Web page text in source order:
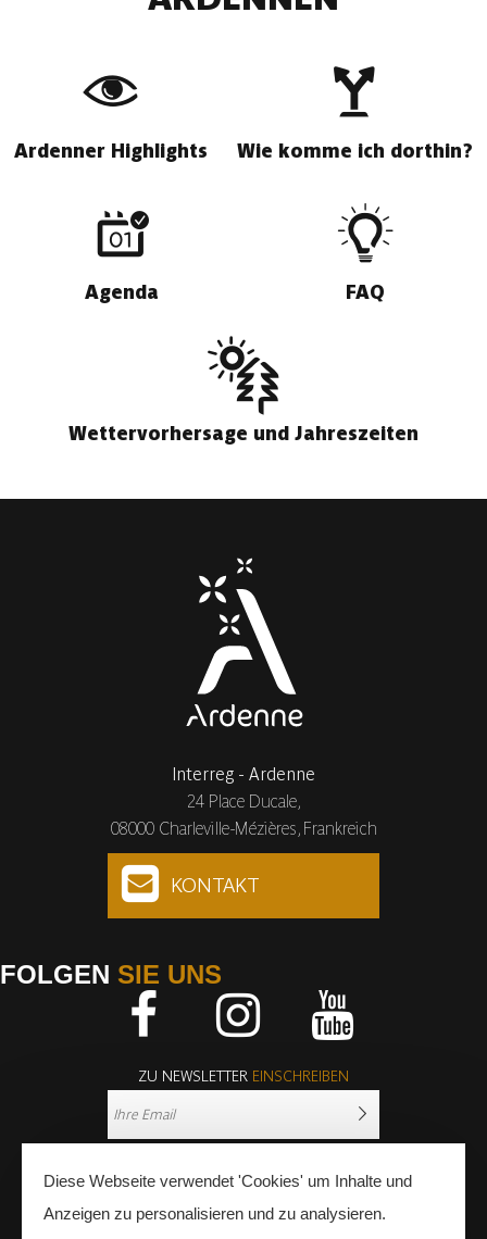
Ardenner Highlights Wie komme ich dorthin?
Agenda FAQ
Wettervorhersage und Jahreszeiten
Interreg - Ardenne
24 Place Ducale,
08000 Charleville-Mézières, Frankreich
KONTAKT
FOLGEN SIE UNS
ZU NEWSLETTER EINSCHREIBEN
Diese Webseite verwendet 'Cookies' um Inhalte und
Anzeigen zu personalisieren und zu analysieren.